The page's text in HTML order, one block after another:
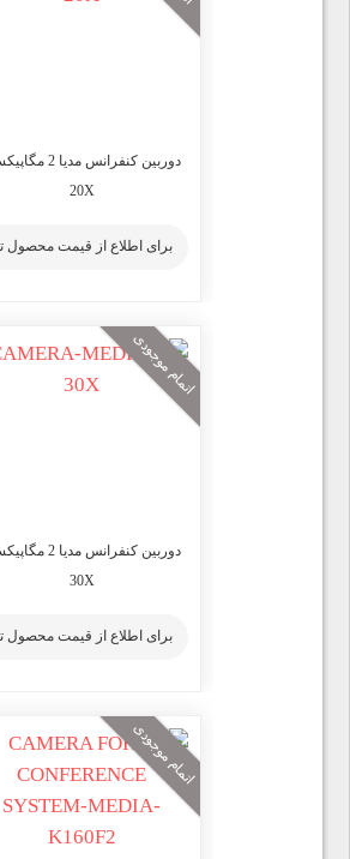
دوربین کنفرانس مدیا
20X
برای اطلاع از قیمت محصول
اتمام موجودی
دوربین کنفرانس مدیا
30X
برای اطلاع از قیمت محصول
اتمام موجودی